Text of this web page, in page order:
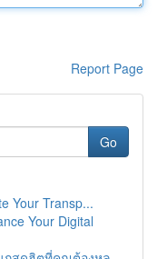
Report Page
Go
Your Transp...
Your Digital